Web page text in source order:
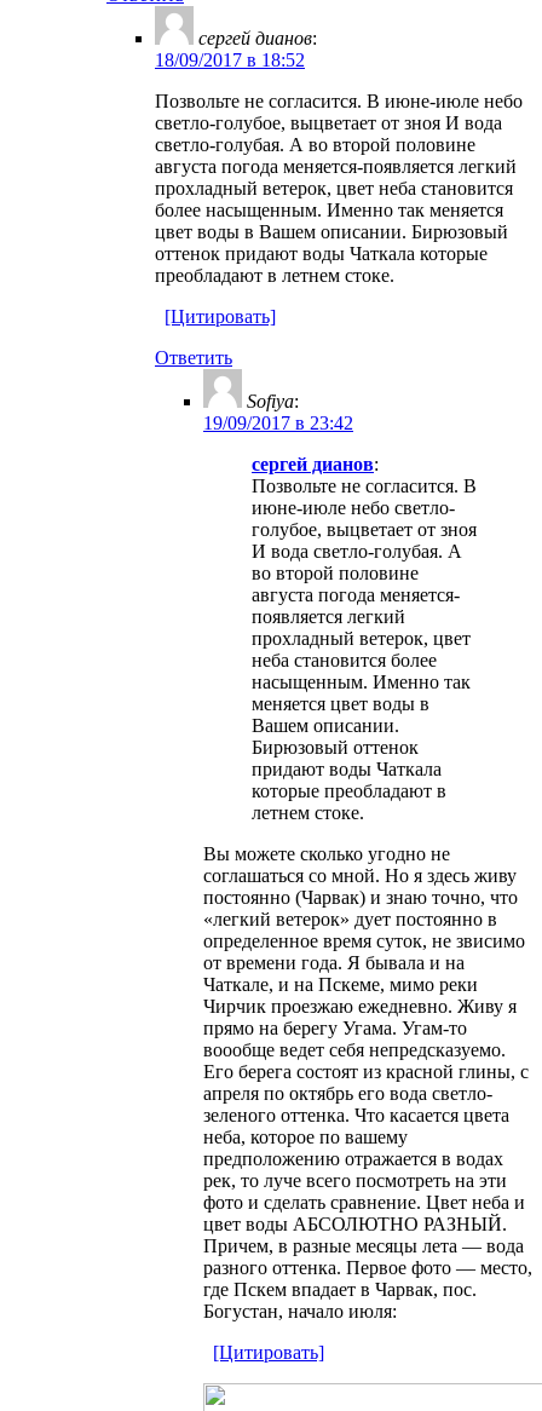
ceргей дианов:
18/09/2017 в 18:52
Позвольте не согласится. В июне-июле небо
светло-голубое, выцветает от зноя И вода
светло-голубая. А во второй половине
августа погода меняется-появляется легкий
прохладный ветерок, цвет неба становится
более насыщенным. Именно так меняется
цвет воды в Вашем описании. Бирюзовый
оттенок придают воды Чаткала которые
преобладают в летнем стоке.
[Цитировать]
Ответить
Sofiya:
19/09/2017 в 23:42
ceргей дианов:
Позвольте не согласится. В
июне-июле небо светло-
голубое, выцветает от зноя
И вода светло-голубая. А
во второй половине
августа погода меняется-
появляется легкий
прохладный ветерок, цвет
неба становится более
насыщенным. Именно так
меняется цвет воды в
Вашем описании.
Бирюзовый оттенок
придают воды Чаткала
которые преобладают в
летнем стоке.
Вы можете сколько угодно не
соглашаться со мной. Но я здесь живу
постоянно (Чарвак) и знаю точно, что
«легкий ветерок» дует постоянно в
определенное время суток, не звисимо
от времени года. Я бывала и на
Чаткале, и на Пскеме, мимо реки
Чирчик проезжаю ежедневно. Живу я
прямо на берегу Угама. Угам-то
воообще ведет себя непредсказуемо.
Его берега состоят из красной глины, с
апреля по октябрь его вода светло-
зеленого оттенка. Что касается цвета
неба, которое по вашему
предположению отражается в водах
рек, то луче всего посмотреть на эти
фото и сделать сравнение. Цвет неба и
цвет воды АБСОЛЮТНО РАЗНЫЙ.
Причем, в разные месяцы лета — вода
разного оттенка. Первое фото — место,
где Пскем впадает в Чарвак, пос.
Богустан, начало июля:
[Цитировать]